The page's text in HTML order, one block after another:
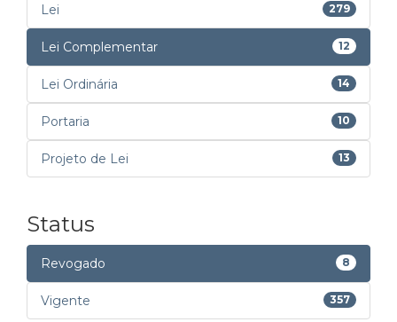
Lei 279
Lei Complementar 12
Lei Ordinária 14
Portaria 10
Projeto de Lei 13
Status
Revogado 8
Vigente 357